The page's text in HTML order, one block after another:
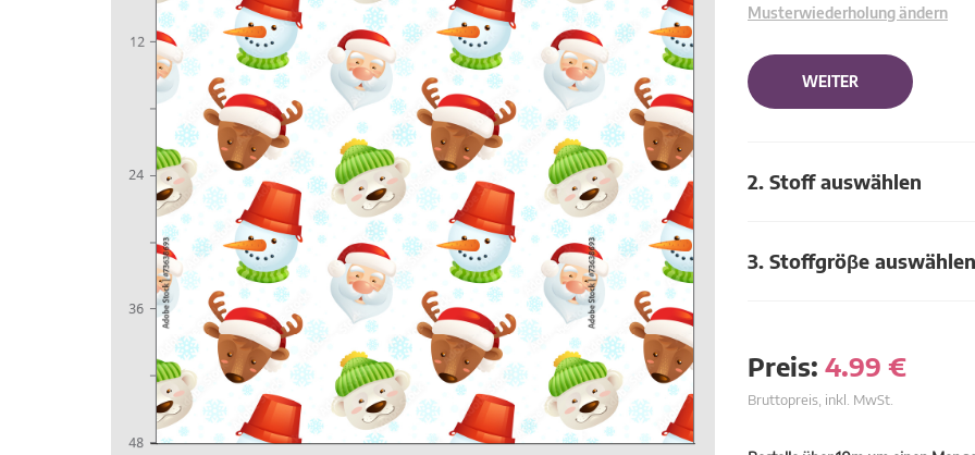
Musterwiederholung ändern
WEITER
2. Stoff auswählen
3. Stoffgröβe auswählen
Preis: 4.99 €
Bruttopreis, inkl. MwSt.